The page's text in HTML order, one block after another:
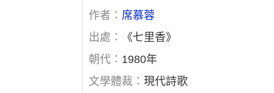
作者： 席慕蓉
出處：
《七里香》
朝代： 1980年
文學體裁：現代詩歌